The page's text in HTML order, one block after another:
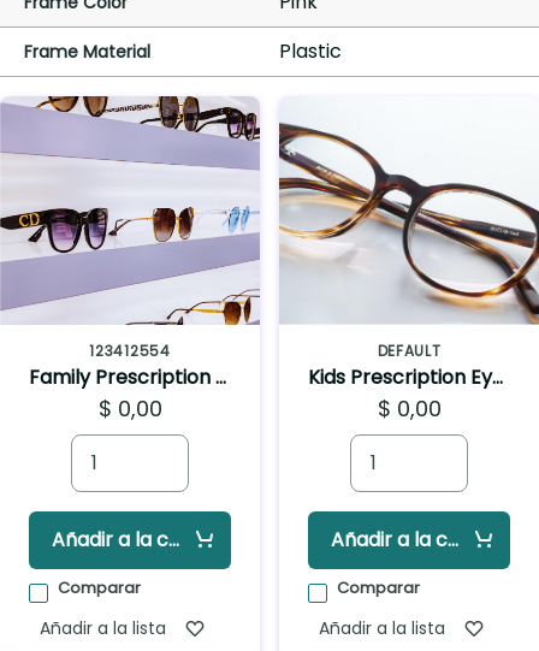
Frame Material Plastic
123412554
Family Prescription Sunglasses
$ 0,00
Añadir a la cesta
Comparar
Añadir a la lista
DEFAULT
Kids Prescription Eyeglasses
$ 0,00
Añadir a la cesta
Comparar
Añadir a la lista